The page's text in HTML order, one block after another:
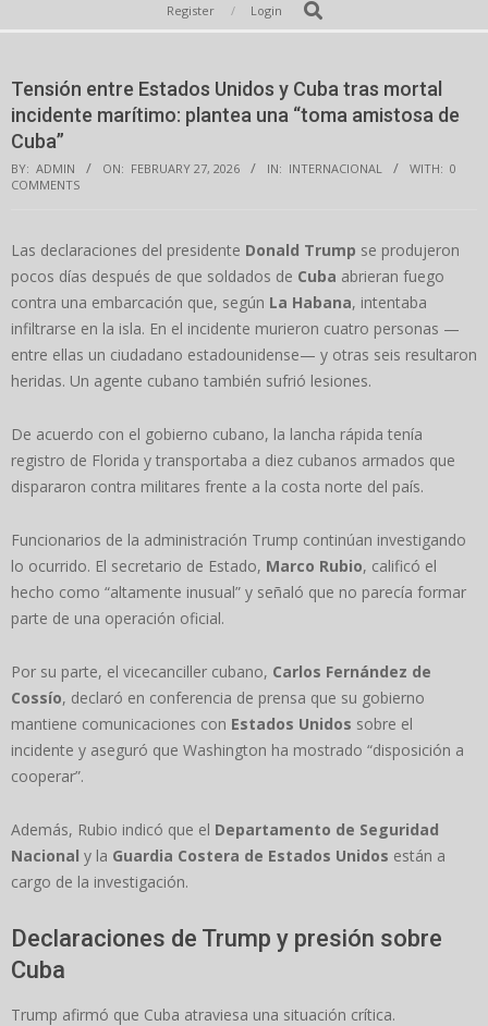
Navigation
Register Login Search
Tensión entre Estados Unidos y Cuba tras mortal
incidente marítimo: plantea una “toma amistosa de
Cuba”
BY: ADMIN ON: FEBRUARY 27, 2026 IN: INTERNACIONAL WITH: 0
COMMENTS
Las declaraciones del presidente Donald Trump se produjeron
pocos días después de que soldados de Cuba abrieran fuego
contra una embarcación que, según La Habana, intentaba
infiltrarse en la isla. En el incidente murieron cuatro personas —
entre ellas un ciudadano estadounidense— y otras seis resultaron
heridas. Un agente cubano también sufrió lesiones.
De acuerdo con el gobierno cubano, la lancha rápida tenía
registro de Florida y transportaba a diez cubanos armados que
dispararon contra militares frente a la costa norte del país.
Funcionarios de la administración Trump continúan investigando
lo ocurrido. El secretario de Estado, Marco Rubio, calificó el
hecho como “altamente inusual” y señaló que no parecía formar
parte de una operación oficial.
Por su parte, el vicecanciller cubano, Carlos Fernández de
Cossío, declaró en conferencia de prensa que su gobierno
mantiene comunicaciones con Estados Unidos sobre el
incidente y aseguró que Washington ha mostrado “disposición a
cooperar”.
Además, Rubio indicó que el Departamento de Seguridad
Nacional y la Guardia Costera de Estados Unidos están a
cargo de la investigación.
Declaraciones de Trump y presión sobre
Cuba
Trump afirmó que Cuba atraviesa una situación crítica.